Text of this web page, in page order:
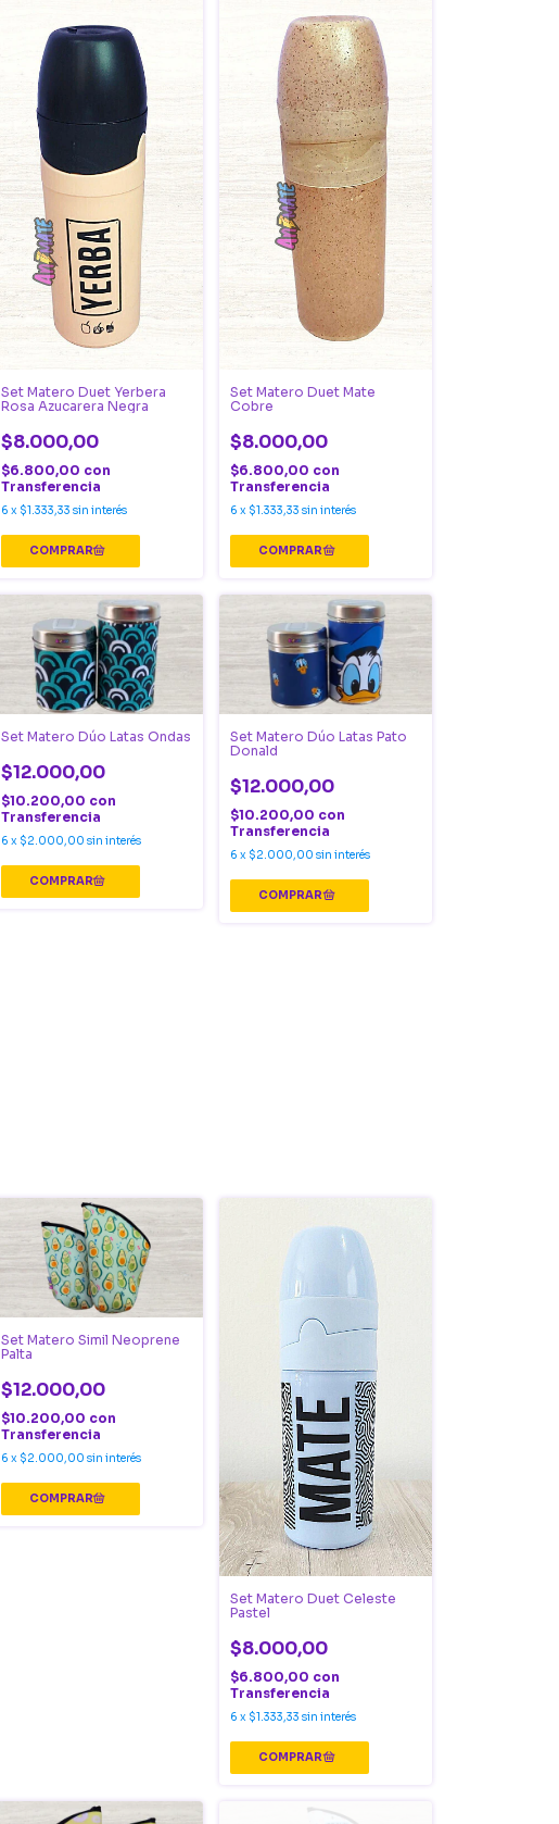
Set Matero Duet Yerbera
Rosa Azucarera Negra
$8.000,00
$6.800,00 con
Transferencia
6 x $1.333,33 sin interés
Set Matero Duet Mate
Cobre
$8.000,00
$6.800,00 con
Transferencia
6 x $1.333,33 sin interés
Set Matero Dúo Latas Ondas
$12.000,00
$10.200,00 con
Transferencia
6 x $2.000,00 sin interés
Set Matero Dúo Latas Pato
Donald
$12.000,00
$10.200,00 con
Transferencia
6 x $2.000,00 sin interés
Set Matero Simil Neoprene
Palta
$12.000,00
$10.200,00 con
Transferencia
6 x $2.000,00 sin interés
Set Matero Duet Celeste
Pastel
$8.000,00
$6.800,00 con
Transferencia
6 x $1.333,33 sin interés